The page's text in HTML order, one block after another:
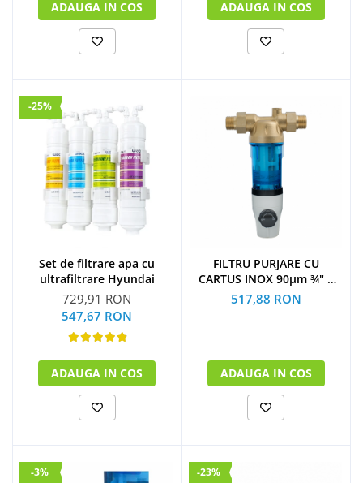
ADAUGA IN COS ADAUGA IN COS
-25%
Set de filtrare apa cu
ultrafiltrare Hyundai
729,91 RON
547,67 RON
ADAUGA IN COS
FILTRU PURJARE CU
CARTUS INOX 90µm ¾" 4
m³/h
517,88 RON
ADAUGA IN COS
-3% -23%